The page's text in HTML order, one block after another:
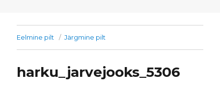
Eelmine pilt Järgmine pilt
harku_jarvejooks_5306